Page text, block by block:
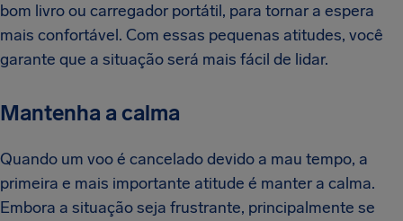
bom livro ou carregador portátil, para tornar a espera
mais confortável. Com essas pequenas atitudes, você
garante que a situação será mais fácil de lidar.
Mantenha a calma
Quando um voo é cancelado devido a mau tempo, a
primeira e mais importante atitude é manter a calma.
Embora a situação seja frustrante, principalmente se